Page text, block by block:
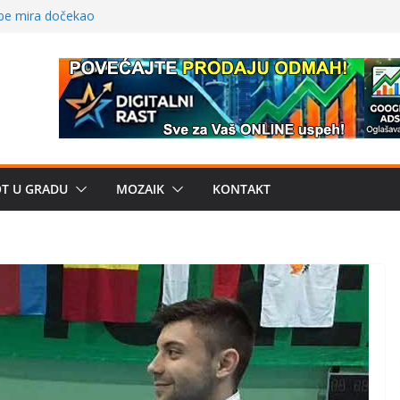
– električni
može li
projekat: Gde
Umesto
U GRADU MOZAIK KONTAKT